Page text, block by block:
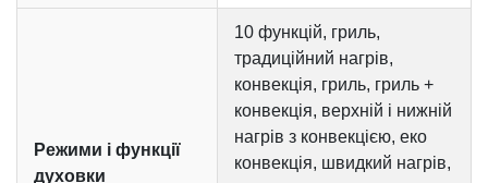
Режими і функції
духовки
10 функцій, гриль,
традиційний нагрів,
конвекція, гриль, гриль +
конвекція, верхній і нижній
нагрів з конвекцією, еко
конвекція, швидкий нагрів,